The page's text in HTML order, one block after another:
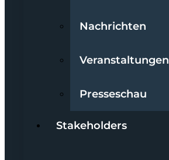
Nachrichten
Veranstaltungen
Presseschau
Stakeholders